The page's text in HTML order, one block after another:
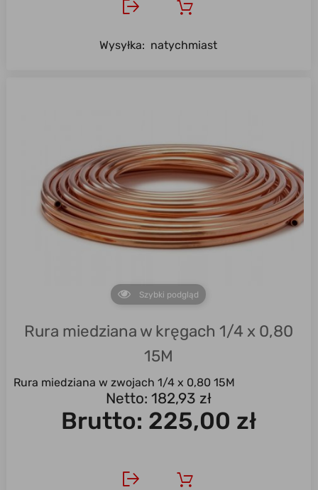
Wysyłka: natychmiast
Szybki podgląd
Rura miedziana w kręgach 1/4 x 0,80
15M
Rura miedziana w zwojach 1/4 x 0,80 15M
Netto: 182,93 zł
Brutto: 225,00 zł